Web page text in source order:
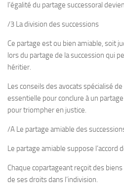
l’égalité du partage successoral
/3 La division des successions
Ce partage est ou bien amiable, soit
lors du partage de la succession qui
héritier.
Les conseils des avocats spécialisé
essentielle pour conclure à un
pour triompher en justice.
/A Le partage amiable des
Le partage amiable suppose l’accord
Chaque copartageant reçoit des
de ses droits dans l’indivision.